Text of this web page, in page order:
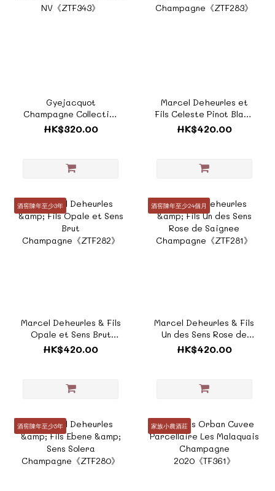
Gyejacquot
Champagne Collection
Blanc de Noirs
NV《ZTF343》
HK$320.00
Marcel Deheurles et
Fils Celeste Pinot Blanc
Champagne《ZTF283》
HK$420.00
酒窖陳年至少3年
Marcel Deheurles & Fils
Opale et Sens Brut
Champagne《ZTF282》
HK$420.00
酒窖陳年至少24個月
Marcel Deheurles & Fils
Un des Sens Rose de
Saignee
Champagne《ZTF281》
HK$420.00
酒窖陳年至少5年 家族小農酒莊